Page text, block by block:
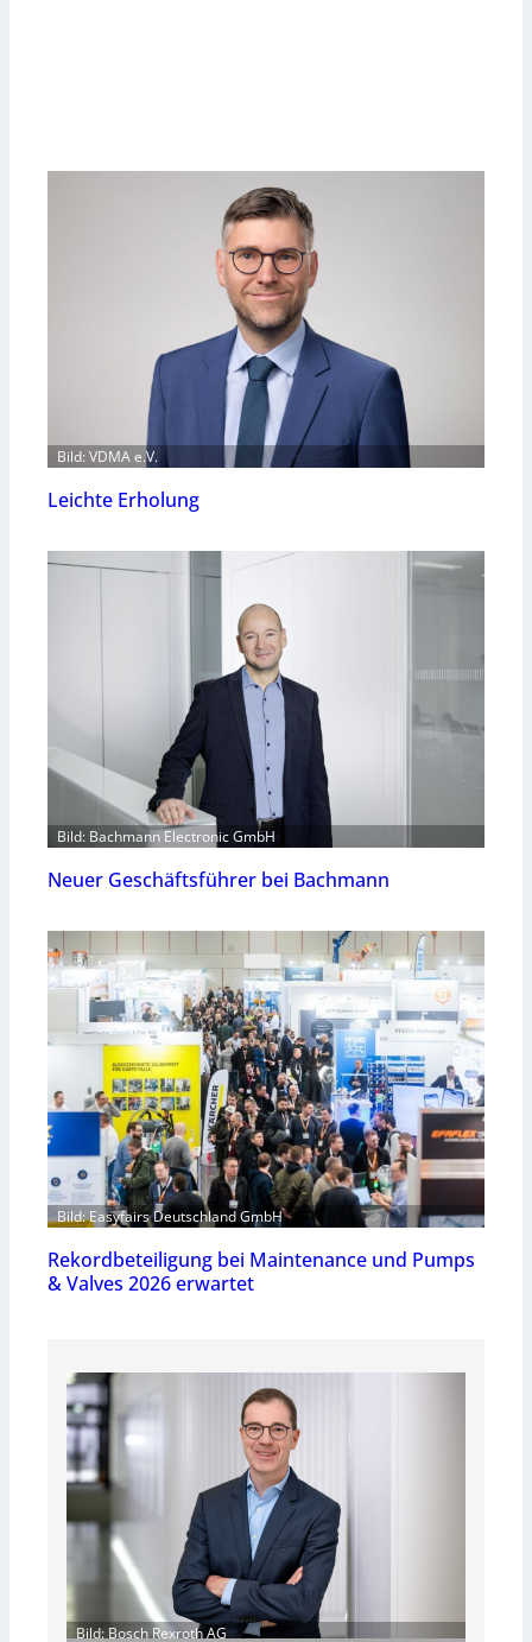
Bild: VDMA e.V.
Leichte Erholung
Bild: Bachmann Electronic GmbH
Neuer Geschäftsführer bei Bachmann
Bild: Easyfairs Deutschland GmbH
Rekordbeteiligung bei Maintenance und Pumps
& Valves 2026 erwartet
Bild: Bosch Rexroth AG